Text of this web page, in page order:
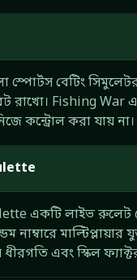
বেটিং
রাখো। Fishing War
কন্ট্রোল করা যায় না।
একটি লাইভ রুলেট
নাম্বারে
এবং স্কিল